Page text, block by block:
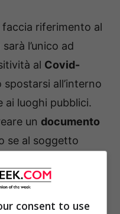
faccia riferimento al
l’unico ad
al Covid-
all’interno
ai luoghi pubblici.
un documento
se al soggetto
negativo ad
consent to use